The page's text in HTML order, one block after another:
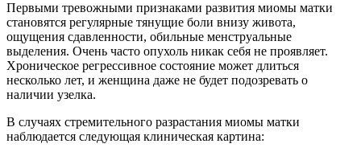
Первыми тревожными признаками развития миомы матки
становятся регулярные тянущие боли внизу живота,
ощущения сдавленности, обильные менструальные
выделения. Очень часто опухоль никак себя не проявляет.
Хроническое регрессивное состояние может длиться
несколько лет, и женщина даже не будет подозревать о
наличии узелка.
В случаях стремительного разрастания миомы матки
наблюдается следующая клиническая картина: